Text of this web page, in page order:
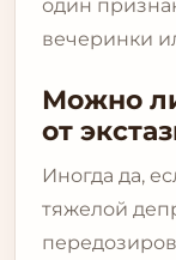
один
вечеринки
Можно
от
Иногда да,
тяжелой